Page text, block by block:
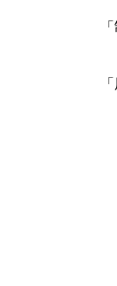
「制
「用